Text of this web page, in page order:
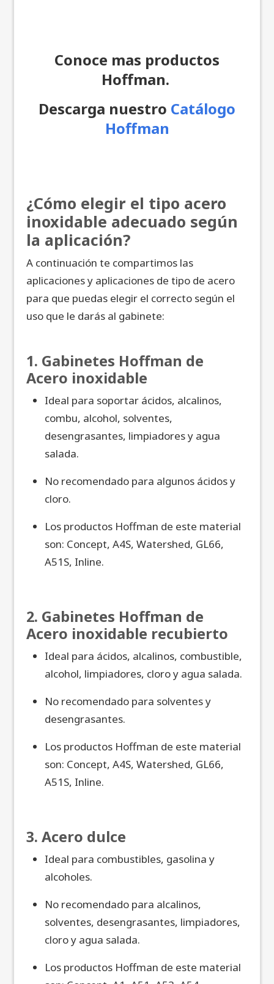
Conoce mas productos
Hoffman.
Descarga nuestro Catálogo
Hoffman
¿Cómo elegir el tipo acero
inoxidable adecuado según
la aplicación?
A continuación te compartimos las
aplicaciones y aplicaciones de tipo de acero
para que puedas elegir el correcto según el
uso que le darás al gabinete:
1. Gabinetes Hoffman de
Acero inoxidable
Ideal para soportar ácidos, alcalinos,
combu, alcohol, solventes,
desengrasantes, limpiadores y agua
salada.
No recomendado para algunos ácidos y
cloro.
Los productos Hoffman de este material
son: Concept, A4S, Watershed, GL66,
A51S, Inline.
2. Gabinetes Hoffman de
Acero inoxidable recubierto
Ideal para ácidos, alcalinos, combustible,
alcohol, limpiadores, cloro y agua salada.
No recomendado para solventes y
desengrasantes.
Los productos Hoffman de este material
son: Concept, A4S, Watershed, GL66,
A51S, Inline.
3. Acero dulce
Ideal para combustibles, gasolina y
alcoholes.
No recomendado para alcalinos,
solventes, desengrasantes, limpiadores,
cloro y agua salada.
Los productos Hoffman de este material